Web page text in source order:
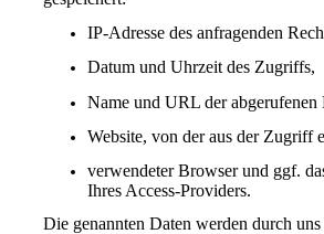
IP-Adresse des anfragenden
Datum und Uhrzeit des Zugriffs,
Name und URL der abgerufenen
Website, von der aus der Zugriff
verwendeter Browser und ggf.
Ihres Access-Providers.
Die genannten Daten werden durch